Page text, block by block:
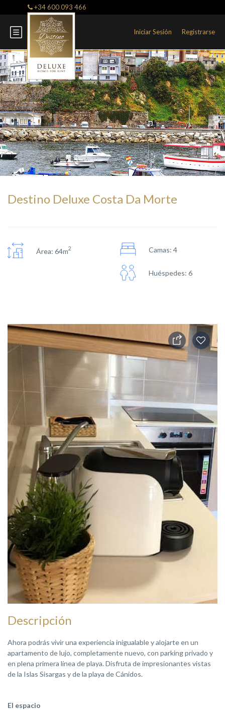
+34 600 093 466
Iniciar Sesión Registrarse
Destino Deluxe Costa Da Morte
Área: 64m2 Camas: 4
Huéspedes: 6
Descripción
Ahora podrás vivir una experiencia inigualable y alojarte en un
apartamento de lujo, completamente nuevo, con parking privado y
en plena primera línea de playa. Disfruta de impresionantes vistas
de la Islas Sisargas y de la playa de Cánidos.
El espacio